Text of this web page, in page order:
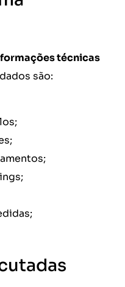
técnicas
são: